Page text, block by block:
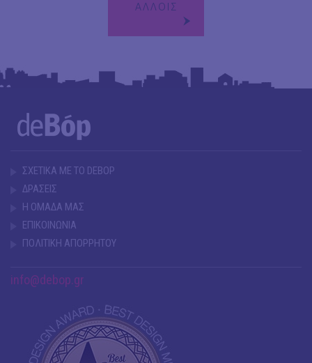
ΑΛΛΟΙΣ
ΣΧΕΤΙΚΑ ΜΕ ΤΟ DEBOP
ΔΡΑΣΕΙΣ
Η ΟΜΑΔΑ ΜΑΣ
ΕΠΙΚΟΙΝΩΝΙΑ
ΠΟΛΙΤΙΚΗ ΑΠΟΡΡΗΤΟΥ
info@debop.gr